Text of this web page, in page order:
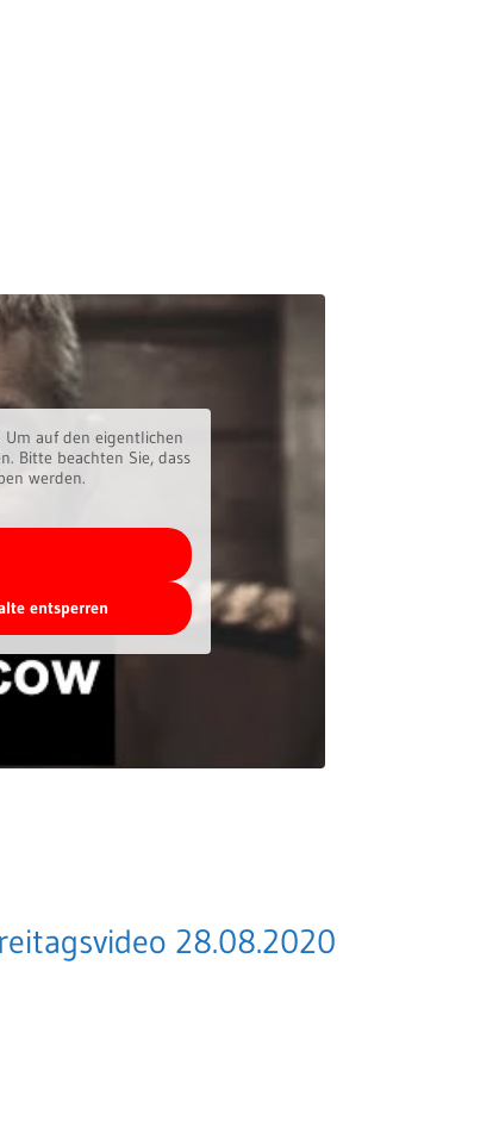
Um auf den eigentlichen
Bitte beachten Sie, dass
werden.
entsperren
28.08.2020